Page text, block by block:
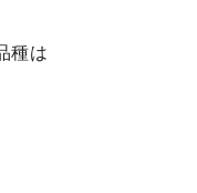
種は